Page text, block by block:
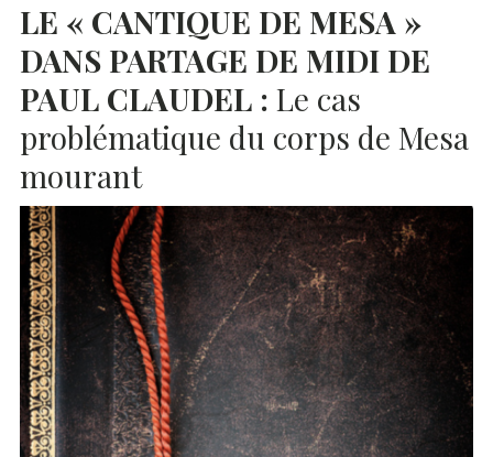
LE « CANTIQUE DE MESA »
DANS PARTAGE DE MIDI DE
PAUL CLAUDEL : Le cas
problématique du corps de Mesa
mourant